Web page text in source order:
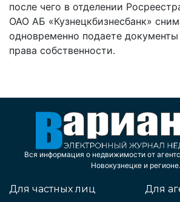
после чего в отделении
ОАО АБ «Кузнецкбизнесбанк»
одновременно подаете
права собственности.
Вся информация о недвижимости от
Новокузнецке и регионе.
Для частных лиц Для